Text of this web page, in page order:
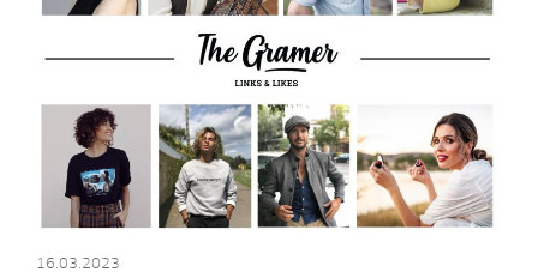
16.03.2023